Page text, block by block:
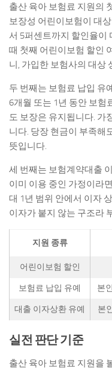
출산 육아 보험료 지원의
보장성 어린이보험이 대
서 5퍼센트까지 할인율이
때 첫째 어린이보험 할인
니, 가입한 보험사의 대상
두 번째는 보험료 납입 유
6개월 또는 1년 동안 보험
도 보장은 유지됩니다. 가
니다. 당장 현금이 부족해
뜻입니다.
세 번째는 보험계약대출
이미 이용 중인 가정이라
대 1년 범위 안에서 이자
이자가 붙지 않는 구조라
지원 종류
어린이보험 할인
보험료 납입 유예 본
대출 이자상환 유예 본
실전 판단 기준
출산 육아 보험료 지원을